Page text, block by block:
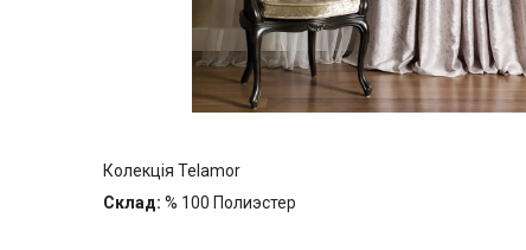
Колекція Telamor
Склад: % 100 Полиэстер